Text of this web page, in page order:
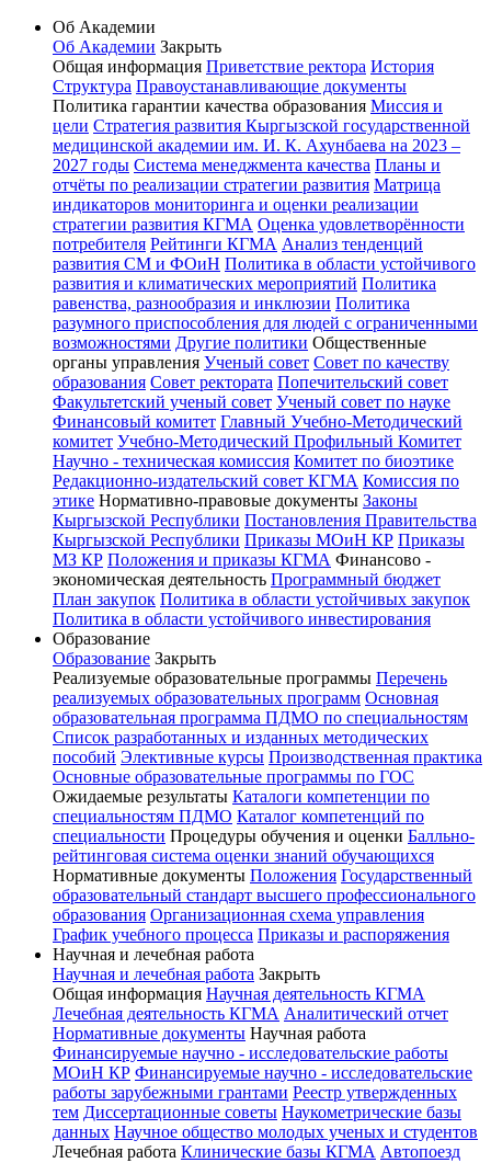
Об Академии
Об Академии Закрыть
Общая информация Приветствие ректора История
Структура Правоустанавливающие документы
Политика гарантии качества образования Миссия и
цели Стратегия развития Кыргызской государственной
медицинской академии им. И. К. Ахунбаева на 2023 –
2027 годы Система менеджмента качества Планы и
отчёты по реализации стратегии развития Матрица
индикаторов мониторинга и оценки реализации
стратегии развития КГМА Оценка удовлетворённости
потребителя Рейтинги КГМА Анализ тенденций
развития СМ и ФОиН Политика в области устойчивого
развития и климатических мероприятий Политика
равенства, разнообразия и инклюзии Политика
разумного приспособления для людей с ограниченными
возможностями Другие политики Общественные
органы управления Ученый совет Совет по качеству
образования Совет ректората Попечительский совет
Факультетский ученый совет Ученый совет по науке
Финансовый комитет Главный Учебно-Методический
комитет Учебно-Методический Профильный Комитет
Научно - техническая комиссия Комитет по биоэтике
Редакционно-издательский совет КГМА Комиссия по
этике Нормативно-правовые документы Законы
Кыргызской Республики Постановления Правительства
Кыргызской Республики Приказы МОиН КР Приказы
МЗ КР Положения и приказы КГМА Финансово -
экономическая деятельность Программный бюджет
План закупок Политика в области устойчивых закупок
Политика в области устойчивого инвестирования
Образование
Образование Закрыть
Реализуемые образовательные программы Перечень
реализуемых образовательных программ Основная
образовательная программа ПДМО по специальностям
Список разработанных и изданных методических
пособий Элективные курсы Производственная практика
Основные образовательные программы по ГОС
Ожидаемые результаты Каталоги компетенции по
специальностям ПДМО Каталог компетенций по
специальности Процедуры обучения и оценки Балльно-
рейтинговая система оценки знаний обучающихся
Нормативные документы Положения Государственный
образовательный стандарт высшего профессионального
образования Организационная схема управления
График учебного процесса Приказы и распоряжения
Научная и лечебная работа
Научная и лечебная работа Закрыть
Общая информация Научная деятельность КГМА
Лечебная деятельность КГМА Аналитический отчет
Нормативные документы Научная работа
Финансируемые научно - исследовательские работы
МОиН КР Финансируемые научно - исследовательские
работы зарубежными грантами Реестр утвержденных
тем Диссертационные советы Наукометрические базы
данных Научное общество молодых ученых и студентов
Лечебная работа Клинические базы КГМА Автопоезд